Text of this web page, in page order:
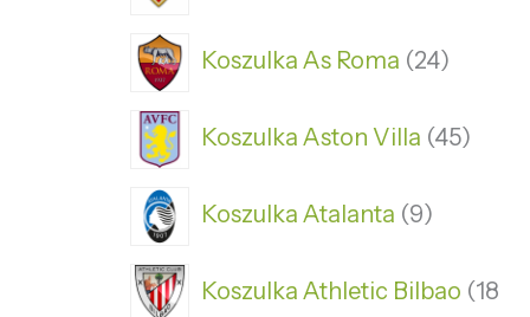
Koszulka As Roma 24
Koszulka Aston Villa 45
Koszulka Atalanta 9
Koszulka Athletic Bilbao 18